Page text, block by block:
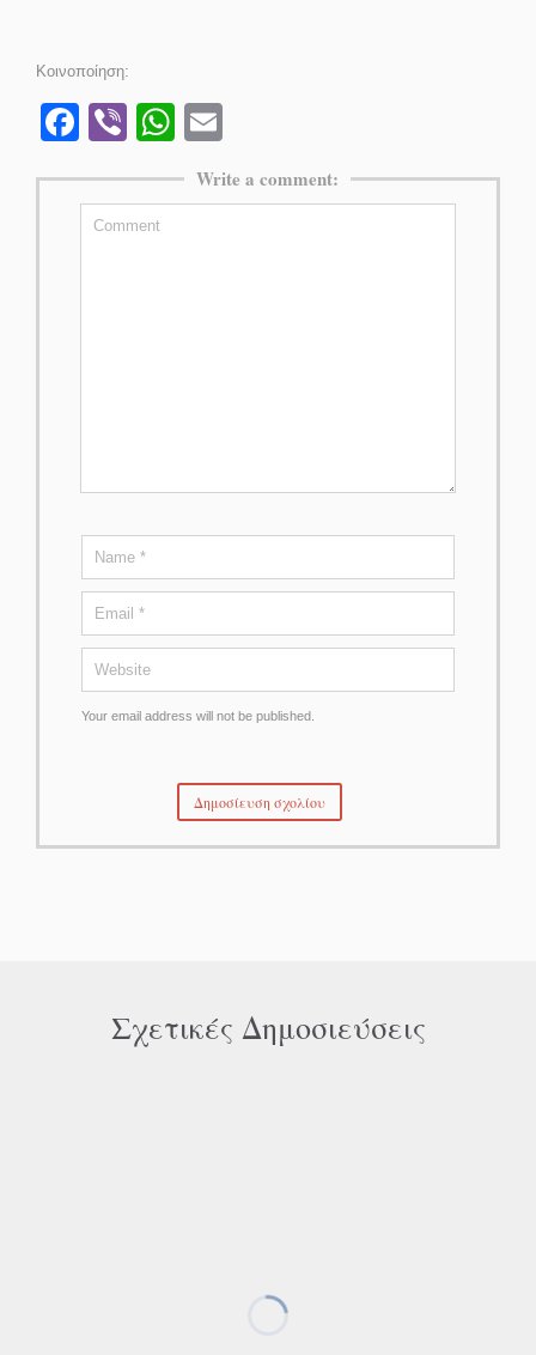
Κοινοποίηση:
Facebook
ViberWhatsApp
Write a comment:
Your email address will not be published.
Σχετικές Δημοσιεύσεις